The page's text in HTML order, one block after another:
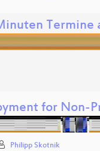
Termine
for Non-
Philipp Skotnik